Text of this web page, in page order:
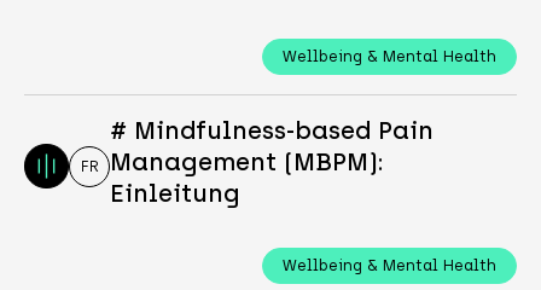
Wellbeing & Mental Health
FR
# Mindfulness-based Pain
Management (MBPM):
Einleitung
Wellbeing & Mental Health